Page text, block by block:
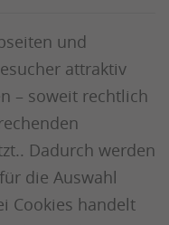
und
attraktiv
– soweit rechtlich
Dadurch werden
die Auswahl
Cookies handelt